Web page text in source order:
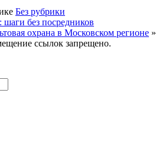
Без рубрики
без посредников
охрана в Московском регионе »
ссылок запрещено.